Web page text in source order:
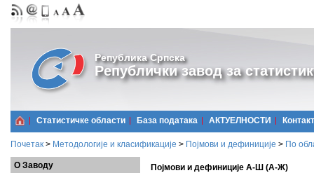
Република Српска
Републички завод за
Статистичке области Базa података АКТУЕЛНОСТИ Контакт
Почетак > Методологије и класификације > Појмови и дефиниције > По
О Заводу
Појмови и дефиниције А-Ш (А-Ж)